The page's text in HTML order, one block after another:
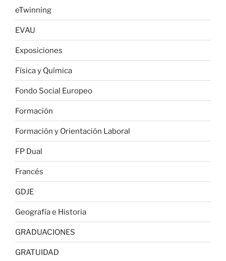
eTwinning
EVAU
Exposiciones
Física y Química
Fondo Social Europeo
Formación
Formación y Orientación Laboral
FP Dual
Francés
GDJE
Geografía e Historia
GRADUACIONES
GRATUIDAD